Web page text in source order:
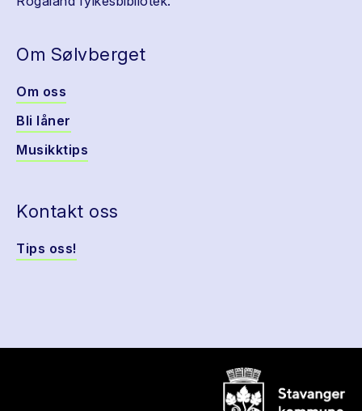
Om Sølvberget
Om oss
Bli låner
Musikktips
Kontakt oss
Tips oss!